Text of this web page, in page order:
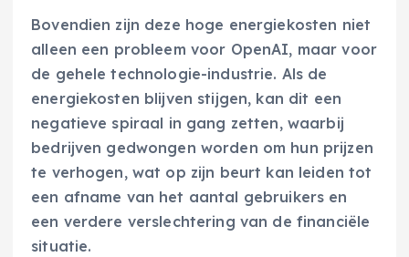
Bovendien zijn deze hoge energiekosten niet
alleen een probleem voor OpenAI, maar voor
de gehele technologie-industrie. Als de
energiekosten blijven stijgen, kan dit een
negatieve spiraal in gang zetten, waarbij
bedrijven gedwongen worden om hun prijzen
te verhogen, wat op zijn beurt kan leiden tot
een afname van het aantal gebruikers en
een verdere verslechtering van de financiële
situatie.